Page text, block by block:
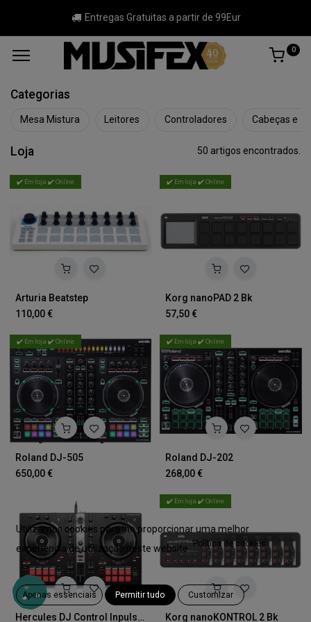
Entregas Gratuitas a partir de 99Eur
0
Categorias
Mesa Mistura Leitores Controladores Cabeças e
Loja 50 artigos encontrados.
Arturia Beatstep
110,00€
✔️ Em loja ✔️ Online
Korg nanoPAD 2 Bk
57,50€
✔️ Em loja ✔️ Online
Roland DJ-505
650,00€
✔️ Em loja ✔️ Online
Roland DJ-202
268,00€
✔️ Em loja ✔️ Online
Hercules DJ Control Inpulse 300 MK2 Korg nanoKONTROL 2 Bk
✔️ Em loja ✔️ Online
Utilizamos cookies para lhe proporcionar uma melhor
experiência de utilização neste website. Política de cookies
Apenas essenciais Permitir tudo Customizar